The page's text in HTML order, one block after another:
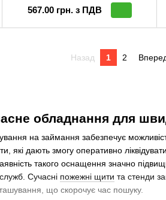
обладнання для
на займання забезпечує
які дають змогу оперативно
такого оснащення значно
Сучасні пожежні щити та стенди
що скорочує час пошуку.
567.00 грн. з ПДВ
Назад 1 2